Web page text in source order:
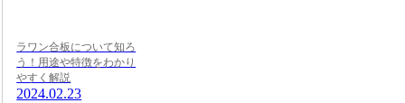
ラワン合板について知ろ
う！用途や特徴をわかり
やすく解説
2024.02.23